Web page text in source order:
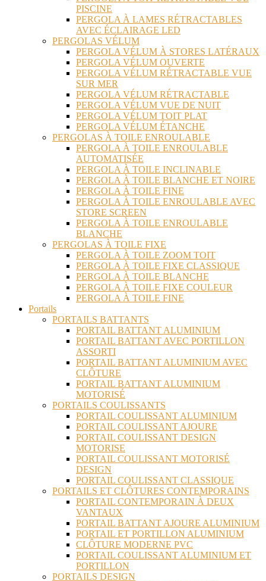
PISCINE
PERGOLA À LAMES RÉTRACTABLES
AVEC ÉCLAIRAGE LED
PERGOLAS VÉLUM
PERGOLA VÉLUM À STORES LATÉRAUX
PERGOLA VÉLUM OUVERTE
PERGOLA VÉLUM RÉTRACTABLE VUE
SUR MER
PERGOLA VÉLUM RÉTRACTABLE
PERGOLA VÉLUM VUE DE NUIT
PERGOLA VÉLUM TOIT PLAT
PERGOLA VÉLUM ÉTANCHE
PERGOLAS À TOILE ENROULABLE
PERGOLA À TOILE ENROULABLE
AUTOMATISÉE
PERGOLA À TOILE INCLINABLE
PERGOLA À TOILE BLANCHE ET NOIRE
PERGOLA À TOILE FINE
PERGOLA À TOILE ENROULABLE AVEC
STORE SCREEN
PERGOLA À TOILE ENROULABLE
BLANCHE
PERGOLAS À TOILE FIXE
PERGOLA À TOILE ZOOM TOIT
PERGOLA À TOILE FIXE CLASSIQUE
PERGOLA À TOILE BLANCHE
PERGOLA À TOILE FIXE COULEUR
PERGOLA À TOILE FINE
Portails
PORTAILS BATTANTS
PORTAIL BATTANT ALUMINIUM
PORTAIL BATTANT AVEC PORTILLON
ASSORTI
PORTAIL BATTANT ALUMINIUM AVEC
CLÔTURE
PORTAIL BATTANT ALUMINIUM
MOTORISÉ
PORTAILS COULISSANTS
PORTAIL COULISSANT ALUMINIUM
PORTAIL COULISSANT AJOURE
PORTAIL COULISSANT DESIGN
MOTORISE
PORTAIL COULISSANT MOTORISÉ
DESIGN
PORTAIL COULISSANT CLASSIQUE
PORTAILS ET CLÔTURES CONTEMPORAINS
PORTAIL CONTEMPORAIN À DEUX
VANTAUX
PORTAIL BATTANT AJOURE ALUMINIUM
PORTAIL ET PORTILLON ALUMINIUM
CLÔTURE MODERNE PVC
PORTAIL COULISSANT ALUMINIUM ET
PORTILLON
PORTAILS DESIGN